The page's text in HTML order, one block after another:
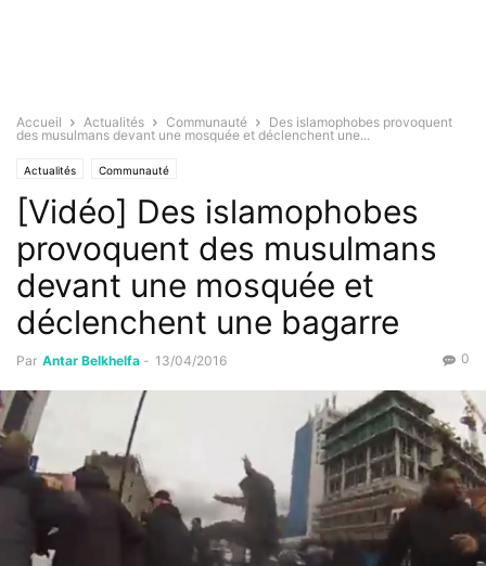
Accueil Actualités Communauté
Des islamophobes provoquent
des musulmans devant une mosquée et déclenchent une...
Actualités Communauté
[Vidéo] Des islamophobes
provoquent des musulmans
devant une mosquée et
déclenchent une bagarre
Par Antar Belkhelfa - 13/04/2016 0